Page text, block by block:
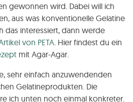
gewonnen wird. Dabei will ich
aus was konventionelle Gelatine
das interessiert, dann werde
von PETA . Hier findest du ein
mit Agar-Agar.
sehr einfach anzuwendenden
Gelatineprodukten. Die
ich unten noch einmal konkreter.